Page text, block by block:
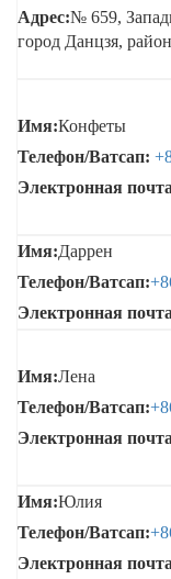
Адрес:№ 659,
город Данцзя,
Имя:Конфеты
Телефон/Ватсап:
Электронная
Имя:Даррен
Телефон/Ватсап:
Электронная
Имя:Лена
Телефон/Ватсап:
Электронная
Имя:Юлия
Телефон/Ватсап:
Электронная